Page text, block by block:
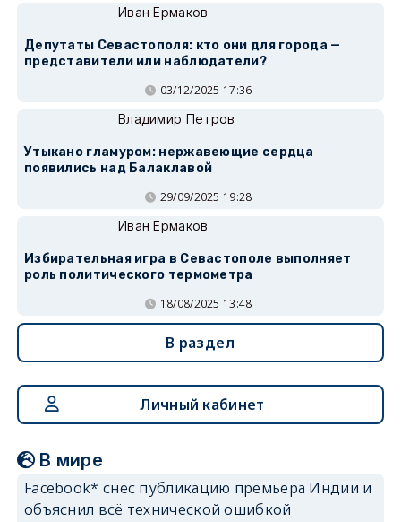
Иван Ермаков
Депутаты Севастополя: кто они для города —
представители или наблюдатели?
03/12/2025 17:36
Владимир Петров
Утыкано гламуром: нержавеющие сердца
появились над Балаклавой
29/09/2025 19:28
Иван Ермаков
Избирательная игра в Севастополе выполняет
роль политического термометра
18/08/2025 13:48
В раздел
Личный кабинет
В мире
Facebook* снёс публикацию премьера Индии и
объяснил всё технической ошибкой